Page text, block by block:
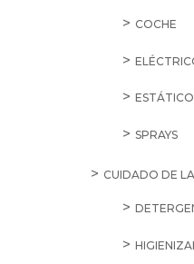
COCHE
SPRAYS
CUIDADO DE